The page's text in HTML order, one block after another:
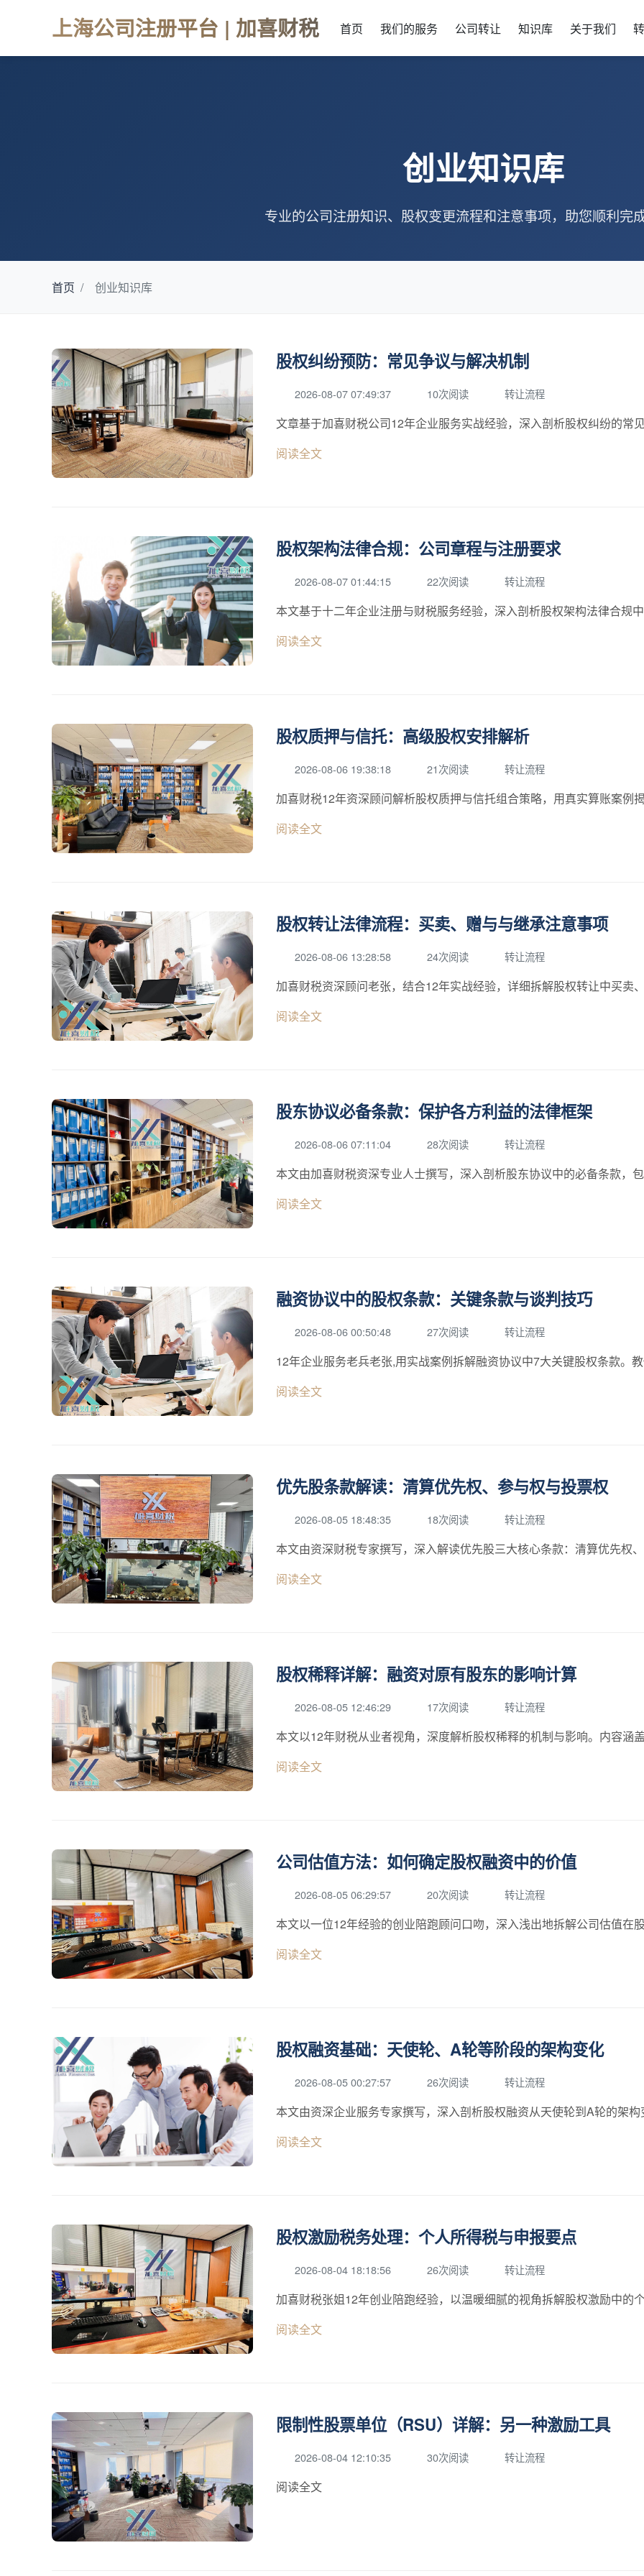
上海公司注册平台 | 加喜财税 首页 我们的服务 公司转让 知识库 关于我们
创业知识库
专业的公司注册知识、股权变更流程和注意事项，助您顺利完
首页 / 创业知识库
股权纠纷预防：常见争议与解决机制
2026-08-07 07:49:37 10次阅读 转让流程
文章基于加喜财税公司12年企业服务实战经验，深入剖析股权纠纷的常
阅读全文
股权架构法律合规：公司章程与注册要求
2026-08-07 01:44:15 22次阅读 转让流程
本文基于十二年企业注册与财税服务经验，深入剖析股权架构法律合规
阅读全文
股权质押与信托：高级股权安排解析
2026-08-06 19:38:18 21次阅读 转让流程
加喜财税12年资深顾问解析股权质押与信托组合策略，用真实算账案例
阅读全文
股权转让法律流程：买卖、赠与与继承注意事项
2026-08-06 13:28:58 24次阅读 转让流程
加喜财税资深顾问老张，结合12年实战经验，详细拆解股权转让中买卖
阅读全文
股东协议必备条款：保护各方利益的法律框架
2026-08-06 07:11:04 28次阅读 转让流程
本文由加喜财税资深专业人士撰写，深入剖析股东协议中的必备条款，
阅读全文
融资协议中的股权条款：关键条款与谈判技巧
2026-08-06 00:50:48 27次阅读 转让流程
12年企业服务老兵老张,用实战案例拆解融资协议中7大关键股权条款。
阅读全文
优先股条款解读：清算优先权、参与权与投票权
2026-08-05 18:48:35 18次阅读 转让流程
本文由资深财税专家撰写，深入解读优先股三大核心条款：清算优先权、
阅读全文
股权稀释详解：融资对原有股东的影响计算
2026-08-05 12:46:29 17次阅读 转让流程
本文以12年财税从业者视角，深度解析股权稀释的机制与影响。内容涵
阅读全文
公司估值方法：如何确定股权融资中的价值
2026-08-05 06:29:57 20次阅读 转让流程
本文以一位12年经验的创业陪跑顾问口吻，深入浅出地拆解公司估值在
阅读全文
股权融资基础：天使轮、A轮等阶段的架构变化
2026-08-05 00:27:57 26次阅读 转让流程
本文由资深企业服务专家撰写，深入剖析股权融资从天使轮到A轮的架
阅读全文
股权激励税务处理：个人所得税与申报要点
2026-08-04 18:18:56 26次阅读 转让流程
加喜财税张姐12年创业陪跑经验，以温暖细腻的视角拆解股权激励中的
阅读全文
限制性股票单位（RSU）详解：另一种激励工具
2026-08-04 12:10:35 30次阅读 转让流程
阅读全文